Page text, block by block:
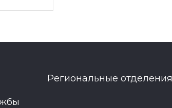
Региональные отделения